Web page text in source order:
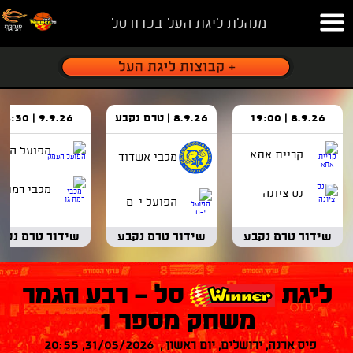
מנהלת ליגת העל בכדורסל
8.9.26 | 19:00
קריית אתא
נס ציונה
שידור טרם נקבע
8.9.26 | טרם נקבע
מכבי אשדוד
הפועל י-ם
שידור טרם נקבע
9.9.26 | 18:30
הפועל
מכבי רמת
שידור טרם
ליגת
סל - רבע הגמר
משחק מספר 1
פיס ארנה, ירושלים, יום ראשון , 31/05/2026, 20:55